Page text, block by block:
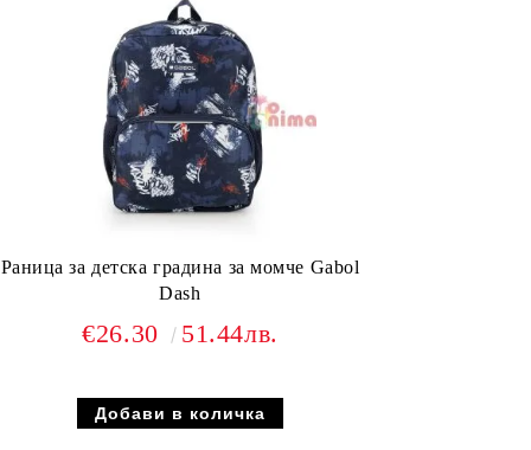
Раница за детска градина за момче Gabol
Dash
€26.30 51.44лв.